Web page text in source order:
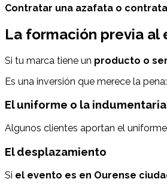
Contratar una azafata o
La formación previa al
Si tu marca tiene un producto o
Es una inversión que merece la
El uniforme o la indumentaria
Algunos clientes aportan el
El desplazamiento
Si el evento es en Ourense